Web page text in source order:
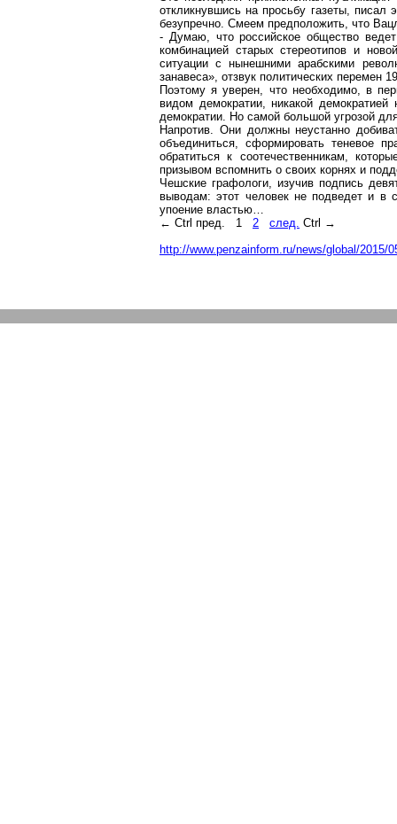
откликнувшись на просьбу газеты, писал
безупречно. Смеем предположить, что
- Думаю, что российское общество
комбинацией старых стереотипов и
ситуации с нынешними арабскими
занавеса», отзвук политических перемен
Поэтому я уверен, что необходимо, в
видом демократии, никакой
демократии. Но самой большой угрозой
Напротив. Они должны неустанно
объединиться, сформировать теневое
обратиться к соотечественникам,
призывом вспомнить о своих корнях и
Чешские графологи, изучив подпись
выводам: этот человек не подведет и в
упоение властью…
← Ctrl пред. 1 2 след. Ctrl →
http://www.penzainform.ru/news/global/